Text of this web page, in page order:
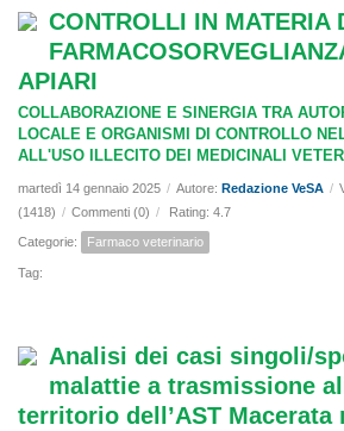
CONTROLLI IN MATERIA
APIARI
COLLABORAZIONE E SINERGIA TRA
LOCALE E ORGANISMI DI CONTROLLO
ALL'USO ILLECITO DEI MEDICINALI
martedì 14 gennaio 2025 / Autore: Redazione VeSA /
(1418) / Commenti (0) / Rating: 4.7
Categorie: Farmaco veterinario
Tag:
Analisi dei casi singoli/
malattie a trasmissione
territorio dell’AST Macerata